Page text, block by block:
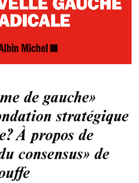
de gauche»
stratégique
À propos de
consensus» de